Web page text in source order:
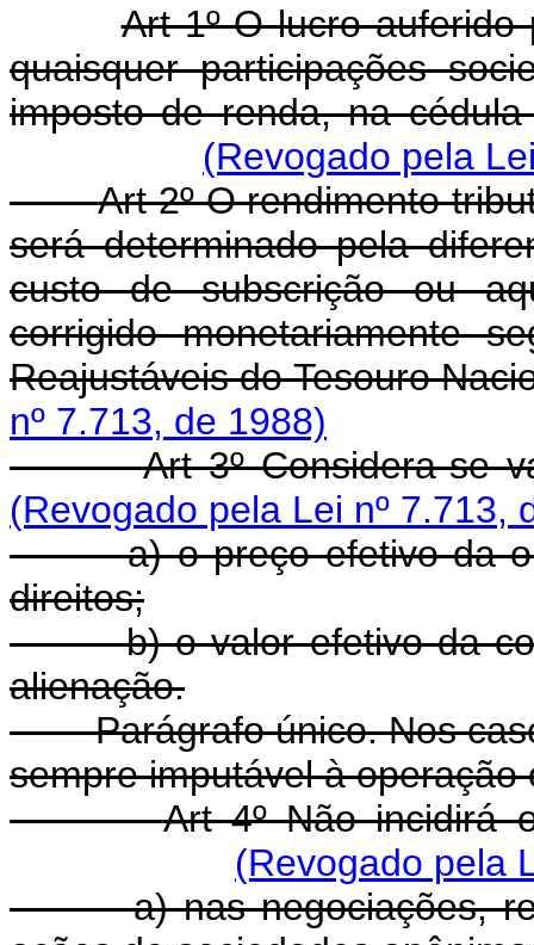
Art 1º O lucro
quaisquer participações
imposto de renda, na
(Revogado pela
Art 2º O rendimento
será determinado pela
custo de subscrição ou
corrigido monetariamente
Reajustáveis do Tesouro
nº 7.713, de 1988)
Art 3º Considera-se
(Revogado pela Lei nº 7.713,
a) o preço efetivo da
direitos;
b) o valor efetivo da
alienação.
Parágrafo único. Nos
sempre imputável à
Art 4º Não incidirá
(Revogado pela
a) nas negociações,